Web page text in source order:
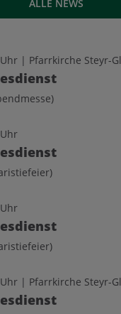
ALLE NEWS
| Pfarrkirche Steyr-
| Pfarrkirche Steyr-